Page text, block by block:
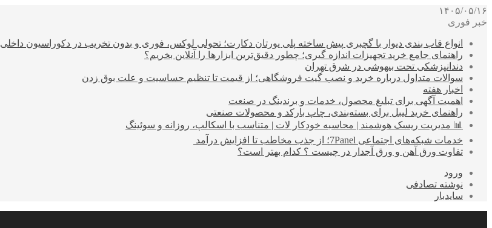
۱۴۰۵/۰۵/۱۶
خبر فوری
انواع قاب بندی دیوار با گچبری پیش ساخته پلی یورتان دکارت؛ تحولی لوکس، فوری و بدون تخریب در دکوراسیون داخلی
راهنمای جامع خرید تجهیزات اندازه گیری؛ چطور دقیق‌ترین ابزارها را آنلاین بخریم؟
دندانپزشکی تحت بیهوشی در شرق تهران
سوالات متداول درباره خرید و نصب گیت فروشگاهی؛ از قیمت تا تنظیم حساسیت و علت بوق زدن
اخبار هفته
اهمیت آگهی برای تبلیغ محصول، خدمات و برندینگ در صنعت
راهنمای خرید لیبل برای بسته‌بندی، چاپ بارکد و محصولات صنعتی
📊 مدیریت ریسک هوشمند | محاسبه خودکار لات | متناسب با اسکالپ، روزانه و سوئینگ
خدمات شبکه‌های اجتماعی 7Panel؛ از جذب مخاطب تا افزایش درآمد
تفاوت ورق آهن و ورق آجدار در چیست ؟ کدام بهتر است؟
ورود
نوشته تصادفی
سایدبار